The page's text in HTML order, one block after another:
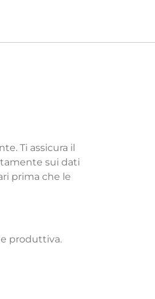
Ti assicura il
sui dati
prima che le
produttiva.